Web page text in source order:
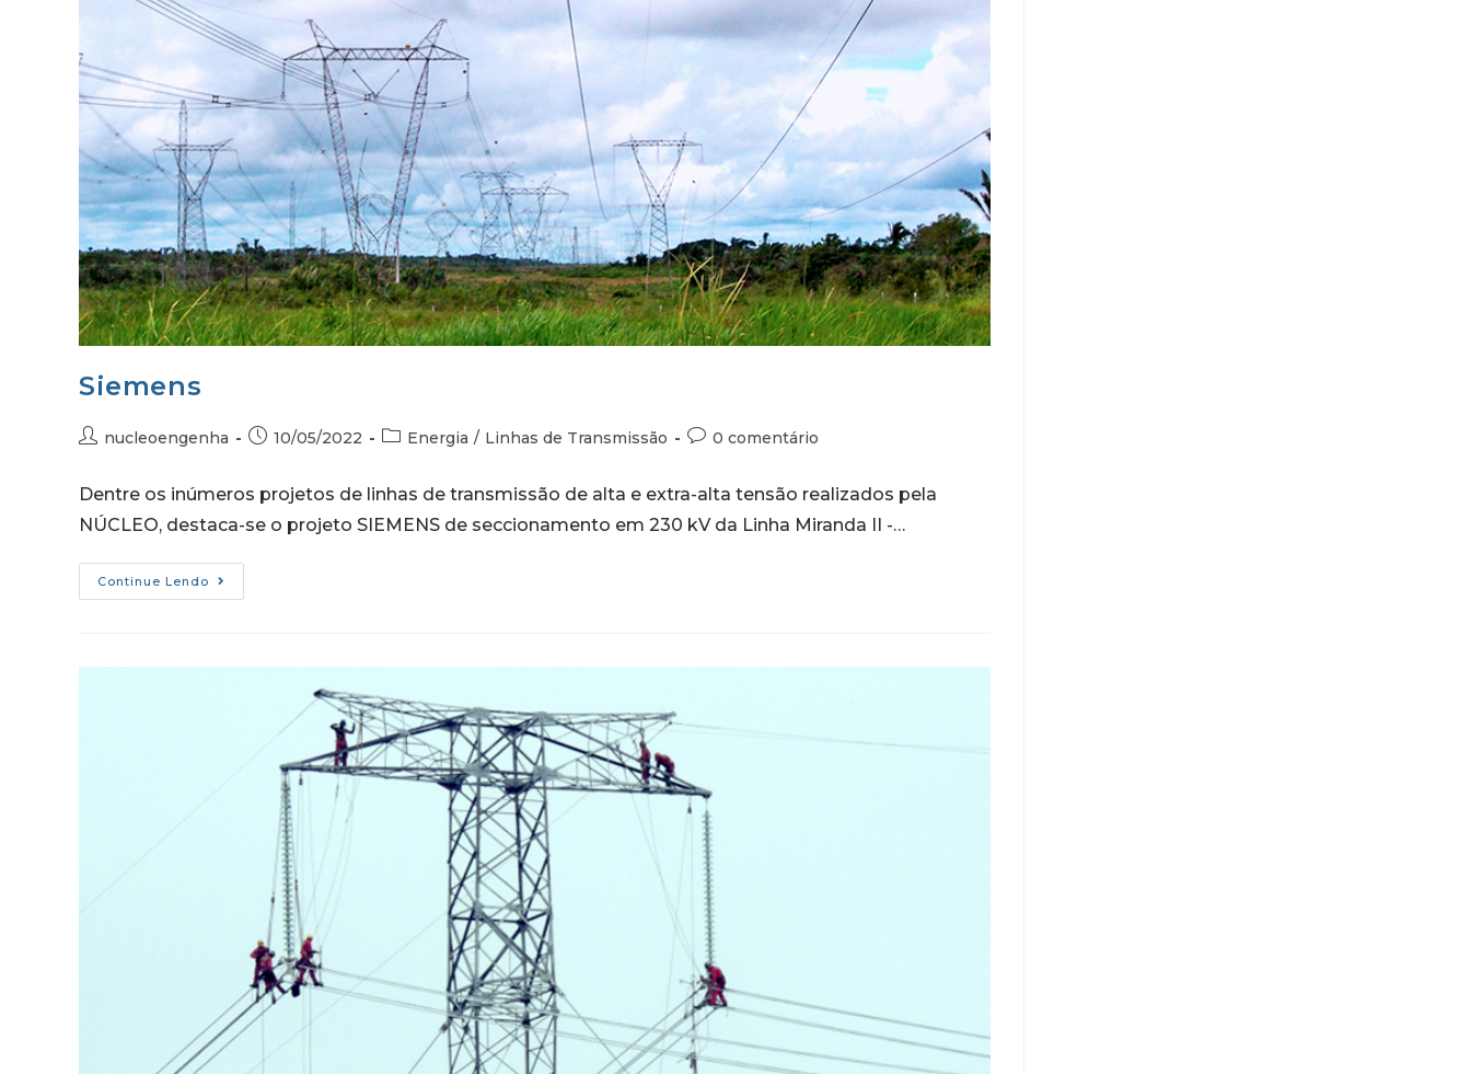
Siemens
nucleoengenha 10/05/2022 Energia / Linhas de Transmissão 0 comentário
Dentre os inúmeros projetos de linhas de transmissão de alta e extra-alta tensão realizados pela
NÚCLEO, destaca-se o projeto SIEMENS de seccionamento em 230 kV da Linha Miranda II -…
Continue Lendo